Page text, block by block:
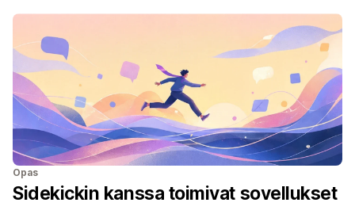
Opas
Sidekickin kanssa toimivat sovellukset